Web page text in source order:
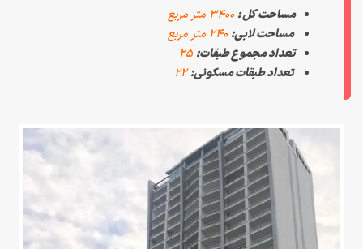
مساحت کل :۳۴۰۰ متر مربع
مساحت لابی:۲۴۰ متر مربع
تعداد مجموع طبقات:
تعداد طبقات مسکونی: ۲۲